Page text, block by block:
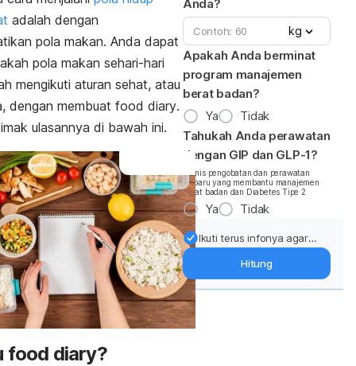
membuat
adalah dengan
pola makan. Anda dapat
pola makan sehari-hari
mengikuti aturan sehat, atau
dengan membuat food diary.
ulasannya di bawah ini.
food diary?
Anda?
kg
Apakah Anda berminat
program manajemen
berat badan?
Ya
Tidak
Tahukah Anda perawatan
dengan GIP dan GLP-1?
*Jenis pengobatan dan perawatan
terbaru yang membantu manajemen
berat badan dan Diabetes Tipe 2
Ya Tidak
Ikuti terus infonya agar
Dapatkan update dari
Hitung